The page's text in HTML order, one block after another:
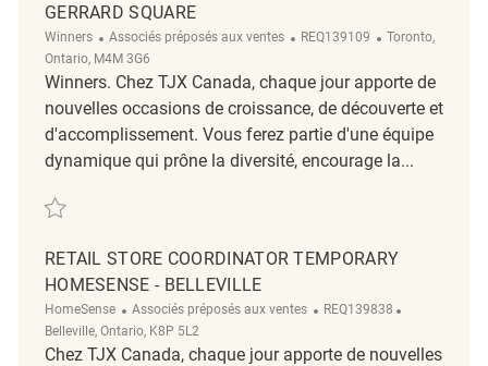
GERRARD SQUARE
Winners Catégorie
Associés préposés aux ventes ReqId
REQ139109 Emplacement
Toronto,
Ontario, M4M 3G6
Winners. Chez TJX Canada, chaque jour apporte de
nouvelles occasions de croissance, de découverte et
d'accomplissement. Vous ferez partie d'une équipe
dynamique qui prône la diversité, encourage la...
Sauvegarder Merchandise Processing Coordinator Gerrard Square
RETAIL STORE COORDINATOR TEMPORARY
HOMESENSE - BELLEVILLE
HomeSense Catégorie
Associés préposés aux ventes ReqId
REQ139838
Belleville, Ontario, K8P 5L2
Chez TJX Canada, chaque jour apporte de nouvelles